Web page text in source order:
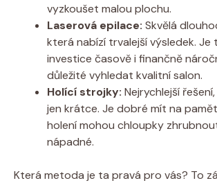
vyzkoušet malou plochu.
Laserová epilace: Skvělá
která nabízí trvalejší výsledek. Je
investice časově i finančně
důležité vyhledat kvalitní salon.
Holící strojky: Nejrychlejší
jen krátce. Je dobré mít na
holení mohou chloupky
nápadné.
Která metoda je ta pravá pro vás? To